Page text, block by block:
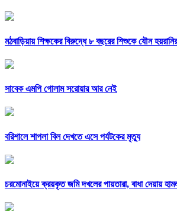
মঠবাড়িয়ায় শিক্ষকের বিরুদ্ধে ৮ বছরের শিশুকে যৌন
সাবেক এমপি গোলাম সরোয়ার আর নেই
বরিশালে শাপলা বিল দেখতে এসে পর্যটকের মৃত্যু
চরমোনাইয়ে ক্রয়কৃত জমি দখলের পায়তারা, বাধা দেয়ায়